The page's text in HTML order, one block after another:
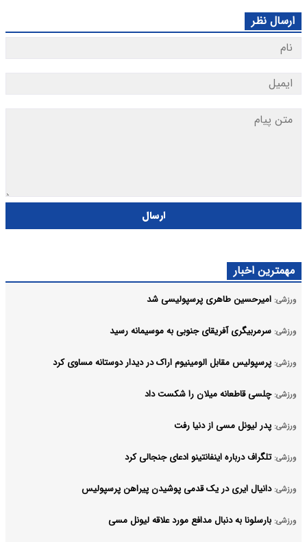
ارسال نظر
ارسال
مهمترین اخبار
ورزشی: امیرحسین طاهری پرسپولیسی شد
ورزشی: سرمربیگری آفریقای جنوبی به موسیمانه رسید
ورزشی: پرسپولیس مقابل الومینیوم اراک در دیدار دوستانه مساوی کرد
ورزشی: چلسی قاطعانه میلان را شکست داد
ورزشی: پدر لیونل مسی از دنیا رفت
ورزشی: تلگراف درباره اینفانتینو ادعای جنجالی کرد
ورزشی: دانیال ایری در یک قدمی پوشیدن پیراهن پرسپولیس
ورزشی: بارسلونا به دنبال مدافع مورد علاقه لیونل مسی